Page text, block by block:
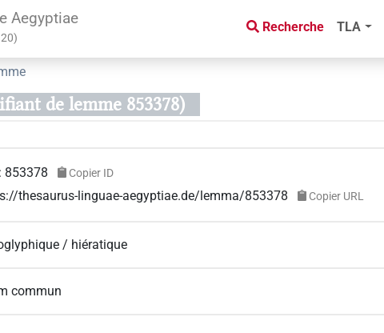
Aegyptiae
20)
Recherche TLA
de lemme 853378)
: 853378 Copier ID
thesaurus-linguae-aegyptiae.de/lemma/853378 Copier URL
/ hiératique
commun